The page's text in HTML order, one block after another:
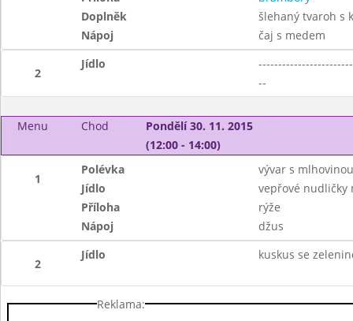
Doplněk
šlehaný tvaroh s
Nápoj
čaj s medem
2
Jídlo
--
Menu Chod
Pondělí 30. 11. 2015
(12:00 - 14:00)
1
Polévka
vývar s mlhovinou
Jídlo
vepřové nudličky
Příloha
rýže
Nápoj
džus
2
Jídlo kuskus se
Reklama: